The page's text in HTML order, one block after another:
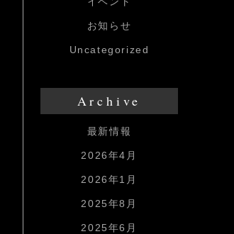
お知らせ
Uncategorized
Archive
最新情報
2026年4月
2026年1月
2025年8月
2025年6月